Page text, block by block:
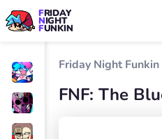
FRIDAY
NIGHT
FUNKIN
Friday Night Funkin
FNF: The